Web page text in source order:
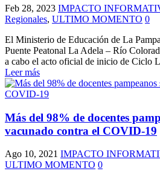
Feb 28, 2023 IMPACTO
Regionales, ULTIMO MOMENTO 0
El Ministerio de Educación de La
Puente Peatonal La Adela – Río
a cabo el acto oficial de inicio de Ciclo
Leer más
Más del 98% de docentes
vacunado contra el COVID-19
Ago 10, 2021 IMPACTO
ULTIMO MOMENTO 0